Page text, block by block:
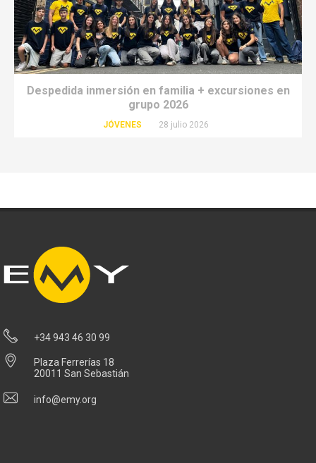
Despedida inmersión en familia + excursiones en
grupo 2026
JÓVENES 28 julio 2026
+34 943 46 30 99
Plaza Ferrerías 18
20011 San Sebastián
info@emy.org